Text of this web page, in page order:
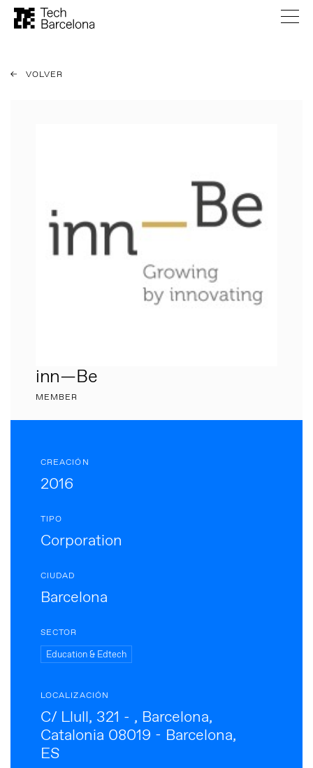
VOLVER
inn—Be
MEMBER
CREACIÓN
2016
TIPO
Corporation
CIUDAD
Barcelona
SECTOR
Education & Edtech
LOCALIZACIÓN
C/ Llull, 321 - , Barcelona,
Catalonia 08019 - Barcelona,
ES